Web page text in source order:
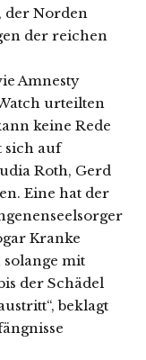
der Norden
der reichen
Amnesty
urteilten
keine Rede
sich auf
Roth, Gerd
Eine hat der
Kranke
mit
der Schädel
beklagt